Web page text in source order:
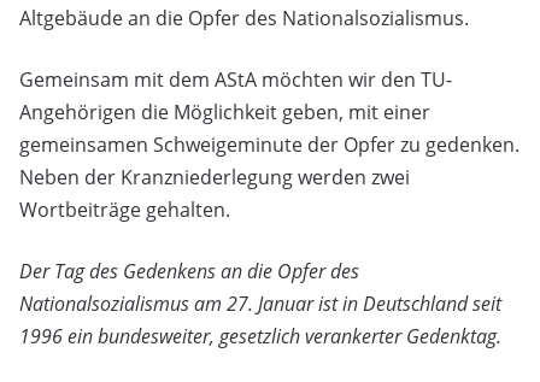
Altgebäude an die Opfer des Nationalsozialismus.
Gemeinsam mit dem AStA möchten wir den TU-
Angehörigen die Möglichkeit geben, mit einer
gemeinsamen Schweigeminute der Opfer zu gedenken.
Neben der Kranzniederlegung werden zwei
Wortbeiträge gehalten.
Der Tag des Gedenkens an die Opfer des
Nationalsozialismus am 27. Januar ist in Deutschland seit
1996 ein bundesweiter, gesetzlich verankerter Gedenktag.